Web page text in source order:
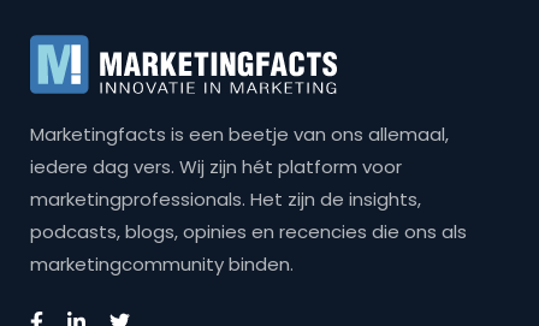
Marketingfacts is een beetje van ons allemaal,
iedere dag vers. Wij zijn hét platform voor
marketingprofessionals. Het zijn de insights,
podcasts, blogs, opinies en recencies die ons als
marketingcommunity binden.